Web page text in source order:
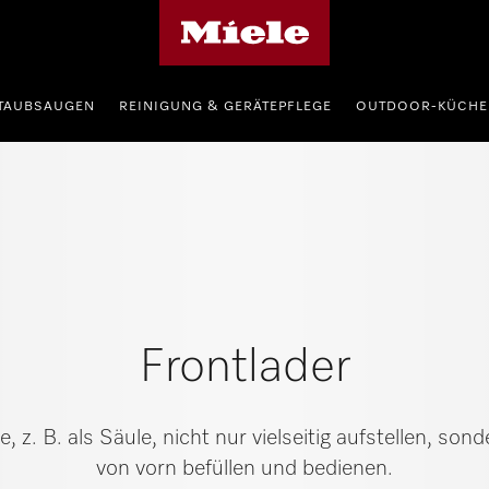
REINIGUNG & GERÄTEPFLEGE OUTDOOR-KÜCHE
Frontlader
z. B. als Säule, nicht nur vielseitig aufstellen,
von vorn befüllen und bedienen.